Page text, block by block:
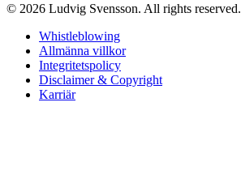
© 2026 Ludvig Svensson. All rights reserved.
Whistleblowing
Allmänna villkor
Integritetspolicy
Disclaimer & Copyright
Karriär